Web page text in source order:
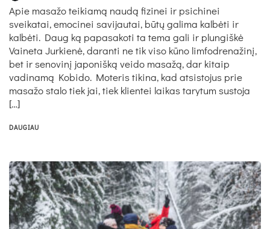
Apie masažo teikiamą naudą fizinei ir psichinei
sveikatai, emocinei savijautai, būtų galima kalbėti ir
kalbėti. Daug ką papasakoti ta tema gali ir plungiškė
Vaineta Jurkienė, daranti ne tik viso kūno limfodrenažinį,
bet ir senovinį japonišką veido masažą, dar kitaip
vadinamą Kobido. Moteris tikina, kad atsistojus prie
masažo stalo tiek jai, tiek klientei laikas tarytum sustoja
[…]
DAUGIAU